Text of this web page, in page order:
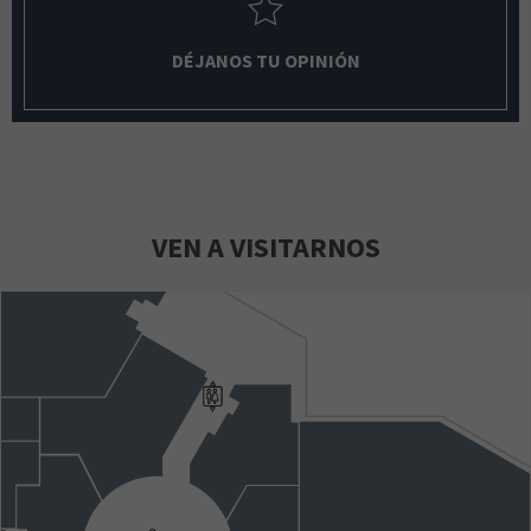
DÉJANOS TU OPINIÓN
VEN A VISITARNOS